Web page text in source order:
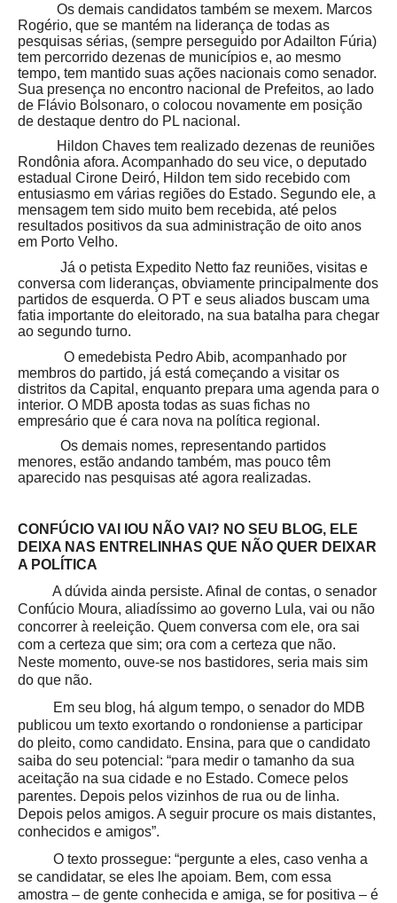
Os demais candidatos também se mexem. Marcos
Rogério, que se mantém na liderança de todas as
pesquisas sérias, (sempre perseguido por Adailton Fúria)
tem percorrido dezenas de municípios e, ao mesmo
tempo, tem mantido suas ações nacionais como senador.
Sua presença no encontro nacional de Prefeitos, ao lado
de Flávio Bolsonaro, o colocou novamente em posição
de destaque dentro do PL nacional.
Hildon Chaves tem realizado dezenas de reuniões
Rondônia afora. Acompanhado do seu vice, o deputado
estadual Cirone Deiró, Hildon tem sido recebido com
entusiasmo em várias regiões do Estado. Segundo ele, a
mensagem tem sido muito bem recebida, até pelos
resultados positivos da sua administração de oito anos
em Porto Velho.
Já o petista Expedito Netto faz reuniões, visitas e
conversa com lideranças, obviamente principalmente dos
partidos de esquerda. O PT e seus aliados buscam uma
fatia importante do eleitorado, na sua batalha para chegar
ao segundo turno.
O emedebista Pedro Abib, acompanhado por
membros do partido, já está começando a visitar os
distritos da Capital, enquanto prepara uma agenda para o
interior. O MDB aposta todas as suas fichas no
empresário que é cara nova na política regional.
Os demais nomes, representando partidos
menores, estão andando também, mas pouco têm
aparecido nas pesquisas até agora realizadas.
CONFÚCIO VAI IOU NÃO VAI? NO SEU BLOG, ELE
DEIXA NAS ENTRELINHAS QUE NÃO QUER DEIXAR
A POLÍTICA
A dúvida ainda persiste. Afinal de contas, o senador
Confúcio Moura, aliadíssimo ao governo Lula, vai ou não
concorrer à reeleição. Quem conversa com ele, ora sai
com a certeza que sim; ora com a certeza que não.
Neste momento, ouve-se nos bastidores, seria mais sim
do que não.
Em seu blog, há algum tempo, o senador do MDB
publicou um texto exortando o rondoniense a participar
do pleito, como candidato. Ensina, para que o candidato
saiba do seu potencial: “para medir o tamanho da sua
aceitação na sua cidade e no Estado. Comece pelos
parentes. Depois pelos vizinhos de rua ou de linha.
Depois pelos amigos. A seguir procure os mais distantes,
conhecidos e amigos”.
O texto prossegue: “pergunte a eles, caso venha a
se candidatar, se eles lhe apoiam. Bem, com essa
amostra – de gente conhecida e amiga, se for positiva – é